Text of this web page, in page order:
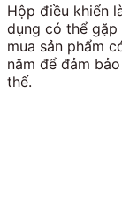
Hộp điều khiển
dụng có thể
mua sản phẩm
năm để đảm
thế.